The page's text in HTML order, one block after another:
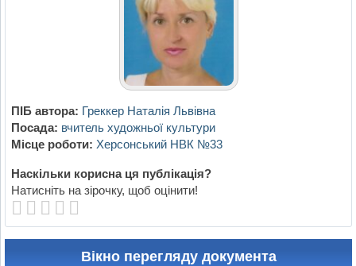
ПІБ автора: Греккер Наталія Львівна
Посада: вчитель художньої культури
Місце роботи: Херсонський НВК №33
Наскільки корисна ця публікація?
Натисніть на зірочку, щоб оцінити!
Вікно перегляду документа